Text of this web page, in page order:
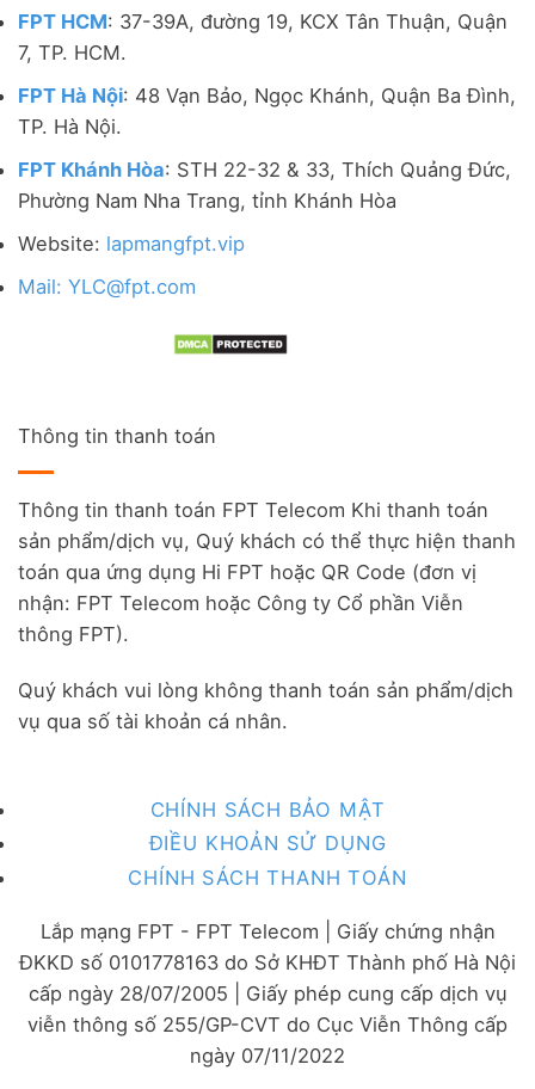
FPT HCM: 37-39A, đường 19, KCX Tân Thuận, Quận
7, TP. HCM.
FPT Hà Nội: 48 Vạn Bảo, Ngọc Khánh, Quận Ba Đình,
TP. Hà Nội.
FPT Khánh Hòa: STH 22-32 & 33, Thích Quảng Đức,
Phường Nam Nha Trang, tỉnh Khánh Hòa
Website: lapmangfpt.vip
Mail: YLC@fpt.com
Thông tin thanh toán
Thông tin thanh toán FPT Telecom Khi thanh toán
sản phẩm/dịch vụ, Quý khách có thể thực hiện thanh
toán qua ứng dụng Hi FPT hoặc QR Code (đơn vị
nhận: FPT Telecom hoặc Công ty Cổ phần Viễn
thông FPT).
Quý khách vui lòng không thanh toán sản phẩm/dịch
vụ qua số tài khoản cá nhân.
CHÍNH SÁCH BẢO MẬT
ĐIỀU KHOẢN SỬ DỤNG
CHÍNH SÁCH THANH TOÁN
Lắp mạng FPT - FPT Telecom | Giấy chứng nhận
ĐKKD số 0101778163 do Sở KHĐT Thành phố Hà Nội
cấp ngày 28/07/2005 | Giấy phép cung cấp dịch vụ
viễn thông số 255/GP-CVT do Cục Viễn Thông cấp
ngày 07/11/2022